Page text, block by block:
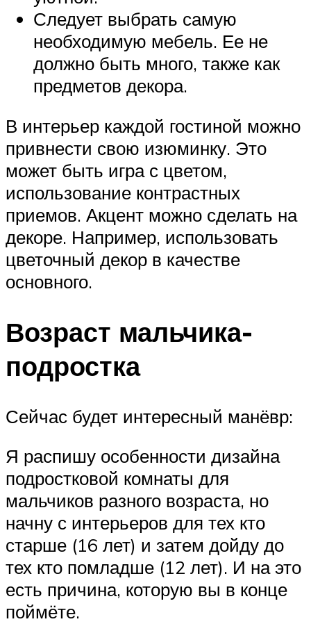
Следует выбрать самую
необходимую мебель. Ее не
должно быть много, также как
предметов декора.
В интерьер каждой гостиной можно
привнести свою изюминку. Это
может быть игра с цветом,
использование контрастных
приемов. Акцент можно сделать на
декоре. Например, использовать
цветочный декор в качестве
основного.
Возраст мальчика-
подростка
Сейчас будет интересный манёвр:
Я распишу особенности дизайна
подростковой комнаты для
мальчиков разного возраста, но
начну с интерьеров для тех кто
старше (16 лет) и затем дойду до
тех кто помладше (12 лет). И на это
есть причина, которую вы в конце
поймёте.